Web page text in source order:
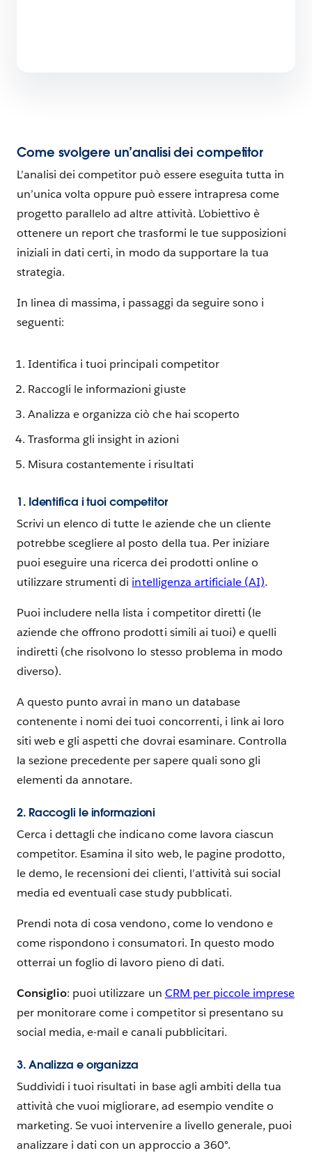
Come svolgere un’analisi dei competitor
L’analisi dei competitor può essere eseguita tutta in
un’unica volta oppure può essere intrapresa come
progetto parallelo ad altre attività. L’obiettivo è
ottenere un report che trasformi le tue supposizioni
iniziali in dati certi, in modo da supportare la tua
strategia.
In linea di massima, i passaggi da seguire sono i
seguenti:
Identifica i tuoi principali competitor
Raccogli le informazioni giuste
Analizza e organizza ciò che hai scoperto
Trasforma gli insight in azioni
Misura costantemente i risultati
1. Identifica i tuoi competitor
Scrivi un elenco di tutte le aziende che un cliente
potrebbe scegliere al posto della tua. Per iniziare
puoi eseguire una ricerca dei prodotti online o
utilizzare strumenti di intelligenza artificiale (AI).
Puoi includere nella lista i competitor diretti (le
aziende che offrono prodotti simili ai tuoi) e quelli
indiretti (che risolvono lo stesso problema in modo
diverso).
A questo punto avrai in mano un database
contenente i nomi dei tuoi concorrenti, i link ai loro
siti web e gli aspetti che dovrai esaminare. Controlla
la sezione precedente per sapere quali sono gli
elementi da annotare.
2. Raccogli le informazioni
Cerca i dettagli che indicano come lavora ciascun
competitor. Esamina il sito web, le pagine prodotto,
le demo, le recensioni dei clienti, l’attività sui social
media ed eventuali case study pubblicati.
Prendi nota di cosa vendono, come lo vendono e
come rispondono i consumatori. In questo modo
otterrai un foglio di lavoro pieno di dati.
Consiglio: puoi utilizzare un CRM per piccole imprese
per monitorare come i competitor si presentano su
social media, e-mail e canali pubblicitari.
3. Analizza e organizza
Suddividi i tuoi risultati in base agli ambiti della tua
attività che vuoi migliorare, ad esempio vendite o
marketing. Se vuoi intervenire a livello generale, puoi
analizzare i dati con un approccio a 360°.